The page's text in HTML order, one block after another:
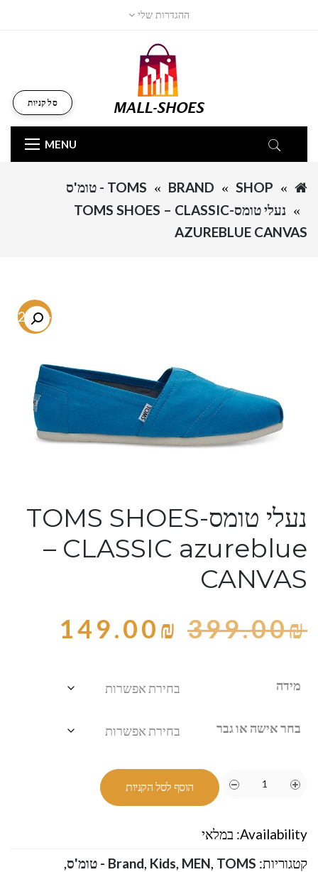
ההגדרות שלי
MENU
סל קניות
SHOP
BRAND
TOMS - טומ'ס
נעלי טומס-TOMS SHOES – CLASSIC
AZUREBLUE CANVAS
-62.7%
נעלי טומס-TOMS SHOES
– CLASSIC azureblue
CANVAS
399.00₪
149.00₪
מידה
בחר אישה או גבר
הוסף לסל הקניות
Availability: במלאי
קטגוריות:
Brand, Kids, MEN, TOMS - טומ'ס
,